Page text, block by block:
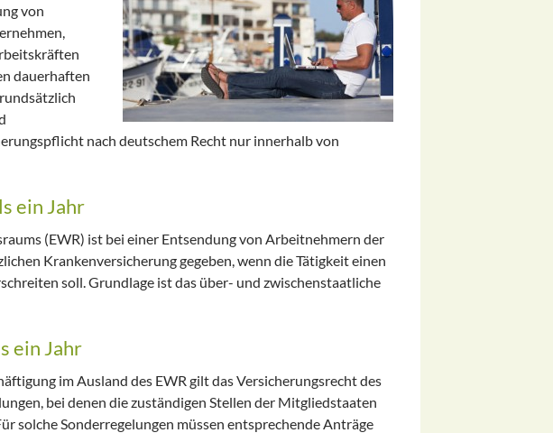
von
dauerhaften
nach deutschem Recht nur innerhalb von
ein Jahr
(EWR) ist bei einer Entsendung von Arbeitnehmern der
Krankenversicherung gegeben, wenn die Tätigkeit einen
soll. Grundlage ist das über- und zwischenstaatliche
ein Jahr
im Ausland des EWR gilt das Versicherungsrecht des
bei denen die zuständigen Stellen der Mitgliedstaaten
solche Sonderregelungen müssen entsprechende Anträge